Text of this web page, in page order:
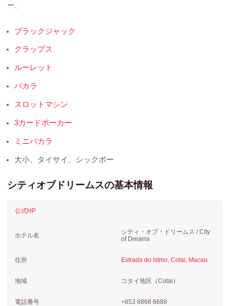
ー、
ブラックジャック
クラップス
ルーレット
バカラ
スロットマシン
3カードポーカー
ミニバカラ
大小、タイサイ、シックボー
シティオブドリームスの基本情報
公式HP
ホテル名
シティ・オブ・ドリームス / City
of Dreams
住所 Estrada do Istmo, Cotai, Macau
地域 コタイ地区（Cotai）
電話番号 +853 8868 6688